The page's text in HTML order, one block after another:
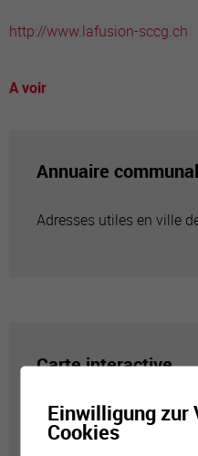
http://www.lafusion-sccg.ch
A voir
Annuaire communal
Adresses utiles en ville
Carte interactive
Géolocalisation de tous
de Sierre.
Einwilligung zur
Cookies